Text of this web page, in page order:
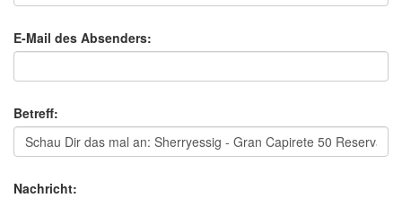
E-Mail des Absenders:
Betreff:
Nachricht: